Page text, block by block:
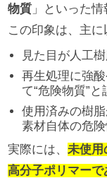
物質 」といった
この印象は、主に
見た目が人工
再生処理に強
て“危険物質”
使用済みの樹
素材自体の危
実際には、未使用
高分子ポリマー